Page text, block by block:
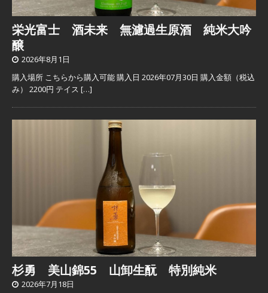
栄光富士 酒未来 無濾過生原酒 純米大吟
醸
2026年8月1日
購入場所 こちらから購入可能 購入日 2026年07月30日 購入金額（税込
み） 2200円 テイス […]
杉勇 美山錦55 山卸生酛 特別純米
2026年7月18日